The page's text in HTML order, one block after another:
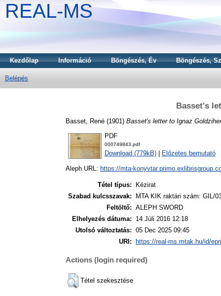
REAL-MS
Kezdőlap Információ Böngészés, Év Böngészés,
Belépés
Basset's
Basset, René (1901) Basset's letter to Ignaz
PDF
000749843.pdf
Download (779kB) Előzetes bemutató
Aleph URL: https://mta-
Tétel típus:
Kézirat
Szabad kulcsszavak:
MTA KIK raktári szám: GIL/
Feltöltő: ALEPH SWORD
Elhelyezés dátuma:
14 Júli 2016 12:18
Utolsó változtatás: 05 Dec 2025 09:45
URI:
https://real-ms.mtak.hu/id/
Actions (login required)
Tétel szekesztése